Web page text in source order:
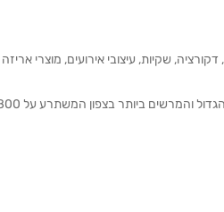
שקיות, עיצובי אירועים, מוצרי